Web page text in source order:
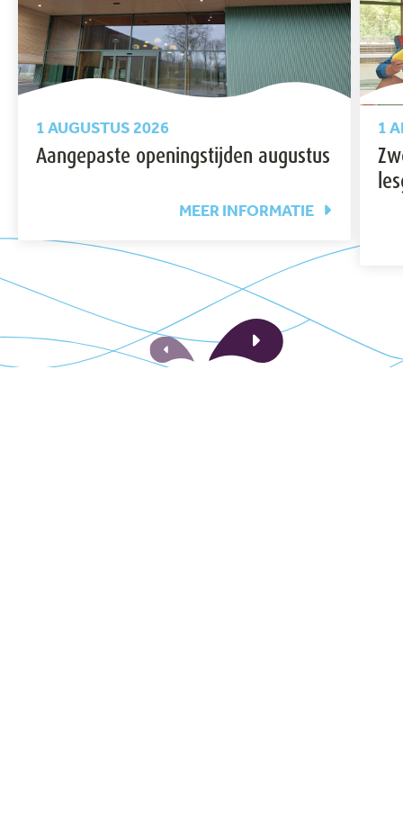
1 AUGUSTUS 2026
Aangepaste openingstijden augustus
MEER INFORMATIE
1